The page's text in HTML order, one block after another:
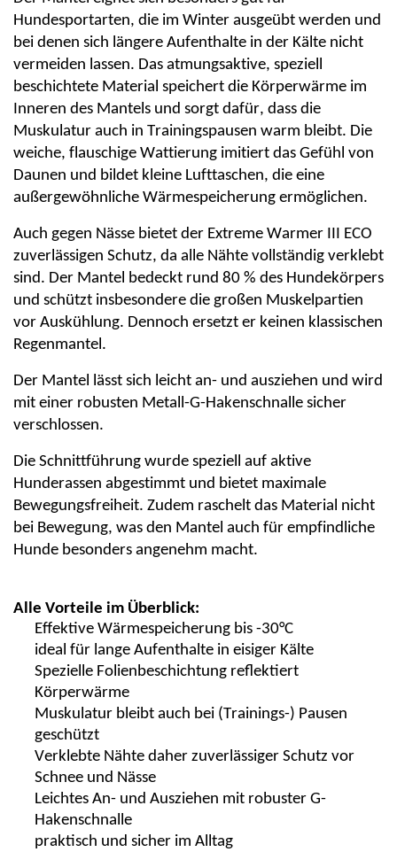
Hundesportarten, die im Winter ausgeübt werden und
bei denen sich längere Aufenthalte in der Kälte nicht
vermeiden lassen. Das atmungsaktive, speziell
beschichtete Material speichert die Körperwärme im
Inneren des Mantels und sorgt dafür, dass die
Muskulatur auch in Trainingspausen warm bleibt. Die
weiche, flauschige Wattierung imitiert das Gefühl von
Daunen und bildet kleine Lufttaschen, die eine
außergewöhnliche Wärmespeicherung ermöglichen.
Auch gegen Nässe bietet der Extreme Warmer III ECO
zuverlässigen Schutz, da alle Nähte vollständig verklebt
sind. Der Mantel bedeckt rund 80 % des Hundekörpers
und schützt insbesondere die großen Muskelpartien
vor Auskühlung. Dennoch ersetzt er keinen klassischen
Regenmantel.
Der Mantel lässt sich leicht an- und ausziehen und wird
mit einer robusten Metall-G-Hakenschnalle sicher
verschlossen.
Die Schnittführung wurde speziell auf aktive
Hunderassen abgestimmt und bietet maximale
Bewegungsfreiheit. Zudem raschelt das Material nicht
bei Bewegung, was den Mantel auch für empfindliche
Hunde besonders angenehm macht.
Alle Vorteile im Überblick:
Effektive Wärmespeicherung bis -30°C
ideal für lange Aufenthalte in eisiger Kälte
Spezielle Folienbeschichtung reflektiert
Körperwärme
Muskulatur bleibt auch bei (Trainings-) Pausen
geschützt
Verklebte Nähte daher zuverlässiger Schutz vor
Schnee und Nässe
Leichtes An- und Ausziehen mit robuster G-
Hakenschnalle
praktisch und sicher im Alltag